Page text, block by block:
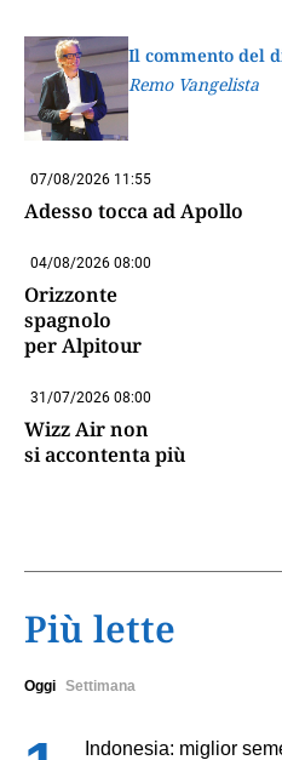
Il commento del
Remo Vangelista
07/08/2026 11:55
Adesso tocca ad Apollo
04/08/2026 08:00
Orizzonte
spagnolo
per Alpitour
31/07/2026 08:00
Wizz Air non
si accontenta più
Più lette
Oggi Settimana
Indonesia: miglior